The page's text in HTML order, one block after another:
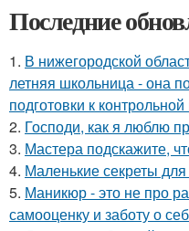
Последние
1. В нижегородской
летняя школьница - она
подготовки к
2. Господи, как я люблю
3. Мастера подскажите,
4. Маленькие секреты
5. Маникюр - это не про
самооценку и заботу о